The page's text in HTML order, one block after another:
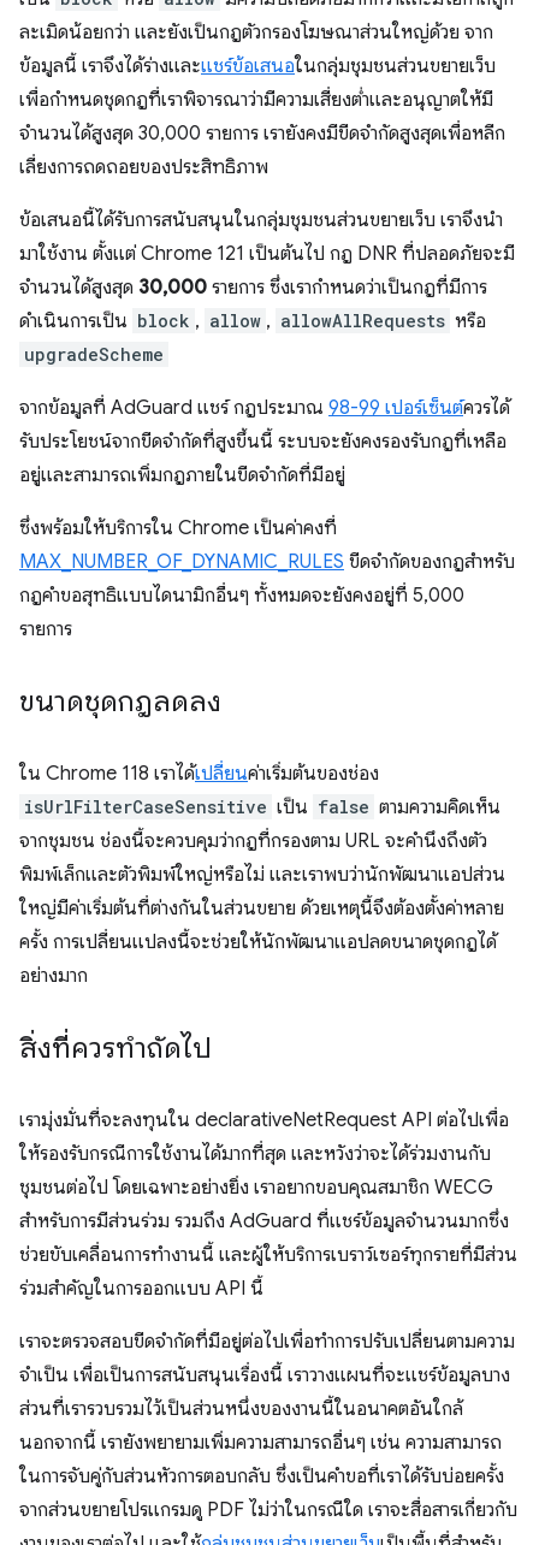
ละเมิดน้อยกว่า และยังเป็นกฎตัวกรองโฆษณาส่วนใหญ่ด้วย จาก
ข้อมูลนี้ เราจึงได้ร่างและแชร์ข้อเสนอในกลุ่มชุมชนส่วนขยายเว็บ
เพื่อกำหนดชุดกฎที่เราพิจารณาว่ามีความเสี่ยงต่ำและอนุญาตให้มี
จำนวนได้สูงสุด 30,000 รายการ เรายังคงมีขีดจำกัดสูงสุดเพื่อหลีก
เลี่ยงการถดถอยของประสิทธิภาพ
ข้อเสนอนี้ได้รับการสนับสนุนในกลุ่มชุมชนส่วนขยายเว็บ เราจึงนำ
มาใช้งาน ตั้งแต่ Chrome 121 เป็นต้นไป กฎ DNR ที่ปลอดภัยจะมี
จำนวนได้สูงสุด 30,000 รายการ ซึ่งเรากำหนดว่าเป็นกฎที่มีการ
ดำเนินการเป็น block , allow , allowAllRequests หรือ
upgradeScheme
จากข้อมูลที่ AdGuard แชร์ กฎประมาณ 98-99 เปอร์เซ็นต์ควรได้
รับประโยชน์จากขีดจำกัดที่สูงขึ้นนี้ ระบบจะยังคงรองรับกฎที่เหลือ
อยู่และสามารถเพิ่มกฎภายในขีดจำกัดที่มีอยู่
ซึ่งพร้อมให้บริการใน Chrome เป็นค่าคงที่
MAX_NUMBER_OF_DYNAMIC_RULES ขีดจํากัดของกฎสําหรับ
กฎคําขอสุทธิแบบไดนามิกอื่นๆ ทั้งหมดจะยังคงอยู่ที่ 5,000
รายการ
ขนาดชุดกฎลดลง
ใน Chrome 118 เราได้เปลี่ยนค่าเริ่มต้นของช่อง
isUrlFilterCaseSensitive เป็น false ตามความคิดเห็น
จากชุมชน ช่องนี้จะควบคุมว่ากฎที่กรองตาม URL จะคำนึงถึงตัว
พิมพ์เล็กและตัวพิมพ์ใหญ่หรือไม่ และเราพบว่านักพัฒนาแอปส่วน
ใหญ่มีค่าเริ่มต้นที่ต่างกันในส่วนขยาย ด้วยเหตุนี้จึงต้องตั้งค่าหลาย
ครั้ง การเปลี่ยนแปลงนี้จะช่วยให้นักพัฒนาแอปลดขนาดชุดกฎได้
อย่างมาก
สิ่งที่ควรทำถัดไป
เรามุ่งมั่นที่จะลงทุนใน declarativeNetRequest API ต่อไปเพื่อ
ให้รองรับกรณีการใช้งานได้มากที่สุด และหวังว่าจะได้ร่วมงานกับ
ชุมชนต่อไป โดยเฉพาะอย่างยิ่ง เราอยากขอบคุณสมาชิก WECG
สำหรับการมีส่วนร่วม รวมถึง AdGuard ที่แชร์ข้อมูลจำนวนมากซึ่ง
ช่วยขับเคลื่อนการทำงานนี้ และผู้ให้บริการเบราว์เซอร์ทุกรายที่มีส่วน
ร่วมสำคัญในการออกแบบ API นี้
เราจะตรวจสอบขีดจำกัดที่มีอยู่ต่อไปเพื่อทำการปรับเปลี่ยนตามความ
จําเป็น เพื่อเป็นการสนับสนุนเรื่องนี้ เราวางแผนที่จะแชร์ข้อมูลบาง
ส่วนที่เรารวบรวมไว้เป็นส่วนหนึ่งของงานนี้ในอนาคตอันใกล้
นอกจากนี้ เรายังพยายามเพิ่มความสามารถอื่นๆ เช่น ความสามารถ
ในการจับคู่กับส่วนหัวการตอบกลับ ซึ่งเป็นคำขอที่เราได้รับบ่อยครั้ง
จากส่วนขยายโปรแกรมดู PDF ไม่ว่าในกรณีใด เราจะสื่อสารเกี่ยวกับ